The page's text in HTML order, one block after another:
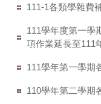
111-1各類學雜費
111學年度第一學
項作業延長至111
111學年第一學期
110學年第二學期